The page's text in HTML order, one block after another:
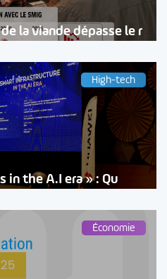
la viande dépasse le r
High-tech
in the A.I era » : Qu
Économie